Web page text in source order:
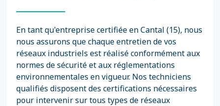
En tant qu'entreprise certifiée en Cantal (15), nous
nous assurons que chaque entretien de vos
réseaux industriels est réalisé conformément aux
normes de sécurité et aux réglementations
environnementales en vigueur. Nos techniciens
qualifiés disposent des certifications nécessaires
pour intervenir sur tous types de réseaux